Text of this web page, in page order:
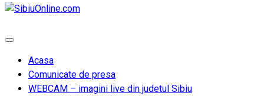
Acasa
Comunicate de presa
WEBCAM – imagini live din judetul Sibiu